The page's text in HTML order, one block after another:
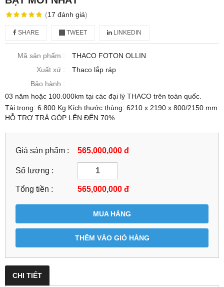
(17 đánh giá)
SHARE TWEET LINKEDIN
Mã sản phẩm :
THACO FOTON OLLIN
Xuất xứ :
Thaco lắp ráp
Bảo hành :
03 năm hoặc 100.000km tại các đại lý THACO trên toàn quốc.
Tải trọng: 6.800 Kg Kích thước thùng: 6210 x 2190 x 800/2150 mm
HỖ TRỢ TRẢ GÓP LÊN ĐẾN 70%
Giá sản phẩm : 565,000,000 đ
Số lượng :
Tổng tiền : 565,000,000 đ
MUA HÀNG
THÊM VÀO GIỎ HÀNG
CHI TIẾT